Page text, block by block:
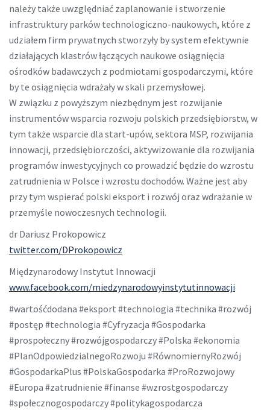
należy także uwzględniać zaplanowanie i stworzenie
infrastruktury parków technologiczno-naukowych, które z
udziałem firm prywatnych stworzyły by system efektywnie
działających klastrów łączących naukowe osiągnięcia
ośrodków badawczych z podmiotami gospodarczymi, które
by te osiągnięcia wdrażały w skali przemysłowej.
W związku z powyższym niezbędnym jest rozwijanie
instrumentów wsparcia rozwoju polskich przedsiębiorstw, w
tym także wsparcie dla start-upów, sektora MSP, rozwijania
innowacji, przedsiębiorczości, aktywizowanie dla rozwijania
programów inwestycyjnych co prowadzić będzie do wzrostu
zatrudnienia w Polsce i wzrostu dochodów. Ważne jest aby
przy tym wspierać polski eksport i rozwój oraz wdrażanie w
przemyśle nowoczesnych technologii.
dr Dariusz Prokopowicz
twitter.com/DProkopowicz
Międzynarodowy Instytut Innowacji
www.facebook.com/miedzynarodowyinstytutinnowacji
#wartośćdodana #eksport #technologia #technika #rozwój
#postęp #technologia #Cyfryzacja #Gospodarka
#prospołeczny #rozwójgospodarczy #Polska #ekonomia
#PlanOdpowiedzialnegoRozwoju #RównomiernyRozwój
#GospodarkaPlus #PolskaGospodarka #ProRozwojowy
#Europa #zatrudnienie #finanse #wzrostgospodarczy
#społecznogospodarczy #politykagospodarcza